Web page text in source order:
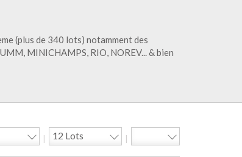
(plus de 340 lots) notamment des
MINICHAMPS, RIO, NOREV... & bien